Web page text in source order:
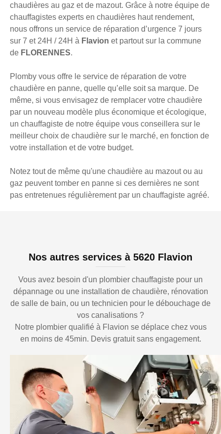
chaudières au gaz et de mazout. Grâce à notre équipe de
chauffagistes experts en chaudières haut rendement,
nous offrons un service de réparation d’urgence 7 jours
sur 7 et 24H / 24H à Flavion et partout sur la commune
de FLORENNES.
Plomby vous offre le service de réparation de votre
chaudière en panne, quelle qu’elle soit sa marque. De
même, si vous envisagez de remplacer votre chaudière
par un nouveau modèle plus économique et écologique,
un chauffagiste de notre équipe vous conseillera sur le
meilleur choix de chaudière sur le marché, en fonction de
votre installation et de votre budget.
Notez tout de même qu'une chaudière au mazout ou au
gaz peuvent tomber en panne si ces dernières ne sont
pas entretenues régulièrement par un chauffagiste agréé.
Nos autres services à 5620 Flavion
Vous avez besoin d'un plombier chauffagiste pour un
dépannage ou une installation de chaudière, rénovation
de salle de bain, ou un technicien pour le débouchage de
vos canalisations ?
Notre plombier qualifié à Flavion se déplace chez vous
en moins de 45min. Devis gratuit sans engagement.